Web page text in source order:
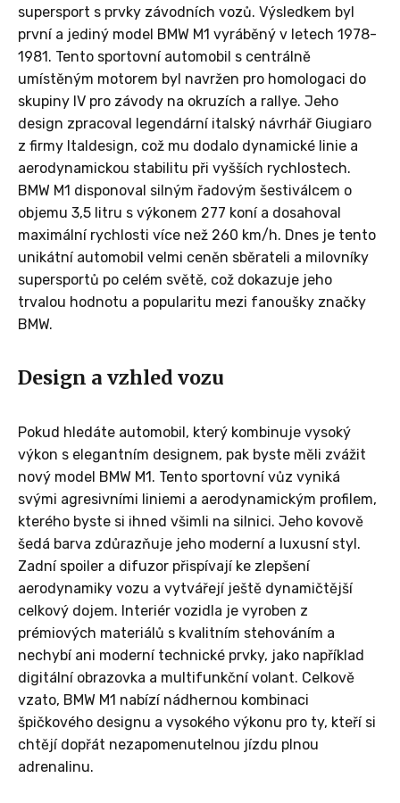
supersport s prvky závodních vozů. Výsledkem byl
první a jediný model BMW M1 vyráběný v letech 1978-
1981. Tento sportovní automobil s centrálně
umístěným motorem byl navržen pro homologaci do
skupiny IV pro závody na okruzích a rallye. Jeho
design zpracoval legendární italský návrhář Giugiaro
z firmy Italdesign, což mu dodalo dynamické linie a
aerodynamickou stabilitu při vyšších rychlostech.
BMW M1 disponoval silným řadovým šestiválcem o
objemu 3,5 litru s výkonem 277 koní a dosahoval
maximální rychlosti více než 260 km/h. Dnes je tento
unikátní automobil velmi ceněn sběrateli a milovníky
supersportů po celém světě, což dokazuje jeho
trvalou hodnotu a popularitu mezi fanoušky značky
BMW.
Design a vzhled vozu
Pokud hledáte automobil, který kombinuje vysoký
výkon s elegantním designem, pak byste měli zvážit
nový model BMW M1. Tento sportovní vůz vyniká
svými agresivními liniemi a aerodynamickým profilem,
kterého byste si ihned všimli na silnici. Jeho kovově
šedá barva zdůrazňuje jeho moderní a luxusní styl.
Zadní spoiler a difuzor přispívají ke zlepšení
aerodynamiky vozu a vytvářejí ještě dynamičtější
celkový dojem. Interiér vozidla je vyroben z
prémiových materiálů s kvalitním stehováním a
nechybí ani moderní technické prvky, jako například
digitální obrazovka a multifunkční volant. Celkově
vzato, BMW M1 nabízí nádhernou kombinaci
špičkového designu a vysokého výkonu pro ty, kteří si
chtějí dopřát nezapomenutelnou jízdu plnou
adrenalinu.